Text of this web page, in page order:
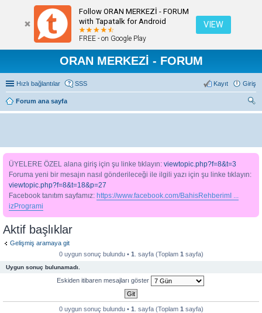
Follow ORAN MERKEZİ - FORUM
with Tapatalk for Android
FREE - on Google Play
VIEW
ORAN MERKEZİ - FORUM
Hızlı bağlantılar SSS Giriş
Kayıt
Forum ana sayfa
ra
ÜYELERE ÖZEL alana giriş için şu linke tıklayın: viewtopic.php?f=8&t=3
Foruma yeni bir mesajın nasıl gönderileceği ile ilgili yazı için şu linke tıklayın:
viewtopic.php?f=8&t=18&p=27
Facebook tanıtım sayfamız: https://www.facebook.com/BahisRehberimI ...
izProgrami
Aktif başlıklar
Gelişmiş aramaya git
0 uygun sonuç bulundu • 1 . sayfa (Toplam 1 sayfa)
Uygun sonuç bulunamadı.
Eskiden itibaren mesajları göster
0 uygun sonuç bulundu • 1 . sayfa (Toplam 1 sayfa)